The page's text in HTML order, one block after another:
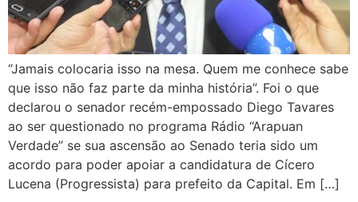
“Jamais colocaria isso na mesa. Quem me conhece sabe
que isso não faz parte da minha história”. Foi o que
declarou o senador recém-empossado Diego Tavares
ao ser questionado no programa Rádio “Arapuan
Verdade” se sua ascensão ao Senado teria sido um
acordo para poder apoiar a candidatura de Cícero
Lucena (Progressista) para prefeito da Capital. Em […]